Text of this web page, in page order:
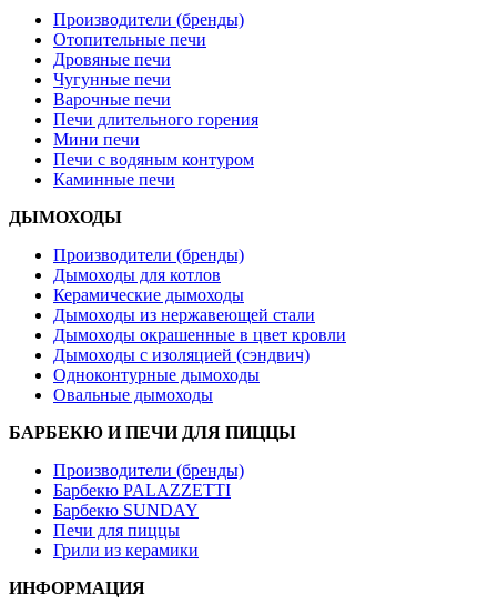
Производители (бренды)
Отопительные печи
Дровяные печи
Чугунные печи
Варочные печи
Печи длительного горения
Мини печи
Печи с водяным контуром
Каминные печи
ДЫМОХОДЫ
Производители (бренды)
Дымоходы для котлов
Керамические дымоходы
Дымоходы из нержавеющей стали
Дымоходы окрашенные в цвет кровли
Дымоходы с изоляцией (сэндвич)
Одноконтурные дымоходы
Овальные дымоходы
БАРБЕКЮ И ПЕЧИ ДЛЯ ПИЦЦЫ
Производители (бренды)
Барбекю PALAZZETTI
Барбекю SUNDAY
Печи для пиццы
Грили из керамики
ИНФОРМАЦИЯ